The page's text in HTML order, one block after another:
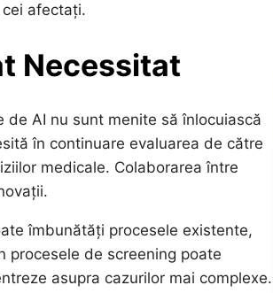
afectați.
Necessitat
AI nu sunt menite să înlocuiască
în continuare evaluarea de către
medicale. Colaborarea între
îmbunătăți procesele existente,
procesele de screening poate
asupra cazurilor mai complexe.